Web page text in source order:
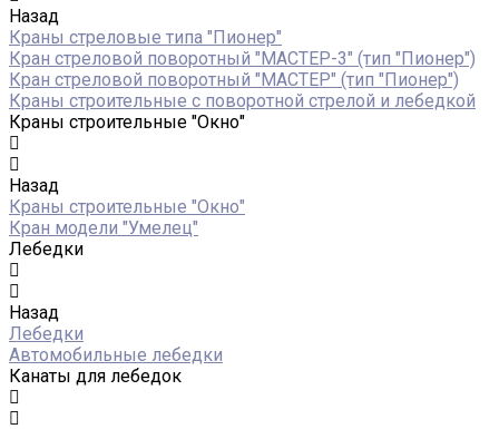
Назад
Краны стреловые типа "Пионер"
Кран стреловой поворотный "МАСТЕР-3" (тип "Пионер")
Кран стреловой поворотный "МАСТЕР" (тип "Пионер")
Краны строительные с поворотной стрелой и лебедкой
Краны строительные "Окно"
Назад
Краны строительные "Окно"
Кран модели "Умелец"
Лебедки
Назад
Лебедки
Автомобильные лебедки
Канаты для лебедок